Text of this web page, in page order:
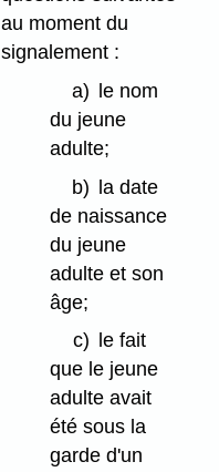
au moment du
signalement :
a) le nom
du jeune
adulte;
b) la date
de naissance
du jeune
adulte et son
âge;
c)
le fait
que le jeune
adulte avait
été sous la
garde d'un